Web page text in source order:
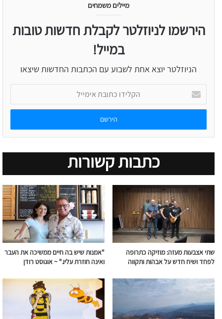
מיילים משמחים
הירשמו לניוזלטר לקבלת חדשות טובות
במייל!
הניוזלטר יוצא אחת לשבוע עם הכתבות החדשות שיצאו
הקלידו
כתובת
אימייל
כתבות קשורות
שתי אצבעות מעזה: מוזיקה כתרופה
לפחד ושיח חדש על אבהות ותקווה
"אמנות שיש בה חיים ממשיכה את העבר
ואינה חוזרת עליו." ~ אוגוסט רודן